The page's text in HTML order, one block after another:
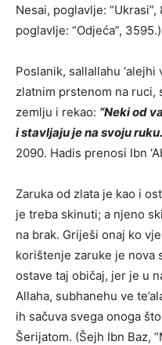
Nesai, poglavlje:
poglavlje: “Odjeća”, 3595.)
Poslanik, sallallahu
zlatnim prstenom na ruci,
zemlju i rekao: “Neki od
i stavljaju je na svoju
2090. Hadis prenosi Ibn
Zaruka od zlata je kao i
je treba skinuti; a njeno
na brak. Griješi onaj ko
korištenje zaruke je nova
ostave taj običaj, jer je u
Allaha, subhanehu ve
ih sačuva svega onoga
Šerijatom. (Šejh Ibn Baz,